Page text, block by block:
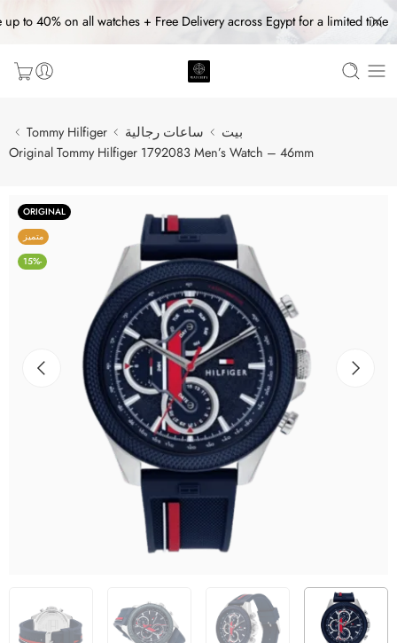
up to 40% on all watches + Free Delivery across Egypt for a limited time
بيت ساعات رجالية
Tommy Hilfiger
Original Tommy Hilfiger 1792083 Men’s Watch – 46mm
ORIGINAL
متميز
-15%